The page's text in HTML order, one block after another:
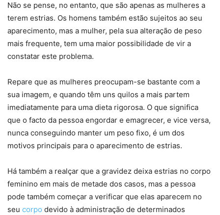
Não se pense, no entanto, que são apenas as mulheres a
terem estrias. Os homens também estão sujeitos ao seu
aparecimento, mas a mulher, pela sua alteração de peso
mais frequente, tem uma maior possibilidade de vir a
constatar este problema.
Repare que as mulheres preocupam-se bastante com a
sua imagem, e quando têm uns quilos a mais partem
imediatamente para uma dieta rigorosa. O que significa
que o facto da pessoa engordar e emagrecer, e vice versa,
nunca conseguindo manter um peso fixo, é um dos
motivos principais para o aparecimento de estrias.
Há também a realçar que a gravidez deixa estrias no corpo
feminino em mais de metade dos casos, mas a pessoa
pode também começar a verificar que elas aparecem no
seu corpo devido à administração de determinados